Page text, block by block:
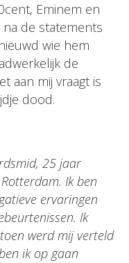
Eminem en
de statements
wie hem
de
aan mij vraagt is
dood.
25 jaar
Ik ben
ervaringen
Ik
werd mij verteld
ik op gaan